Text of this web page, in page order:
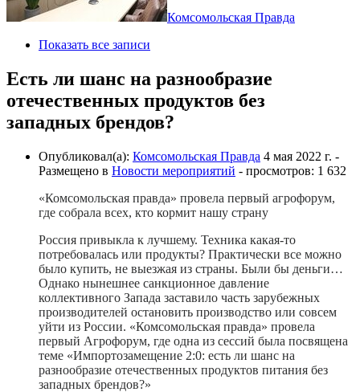
Комсомольская Правда
Показать все записи
Есть ли шанс на разнообразие
отечественных продуктов без
западных брендов?
Опубликовал(а): Комсомольская Правда 4 мая 2022 г. -
Размещено в Новости мероприятий - просмотров: 1 632
«Комсомольская правда» провела первый агрофорум,
где собрала всех, кто кормит нашу страну
Россия привыкла к лучшему. Техника какая-то
потребовалась или продукты? Практически все можно
было купить, не выезжая из страны. Были бы деньги…
Однако нынешнее санкционное давление
коллективного Запада заставило часть зарубежных
производителей остановить производство или совсем
уйти из России. «Комсомольская правда» провела
первый Агрофорум, где одна из сессий была посвящена
теме «Импортозамещение 2:0: есть ли шанс на
разнообразие отечественных продуктов питания без
западных брендов?»